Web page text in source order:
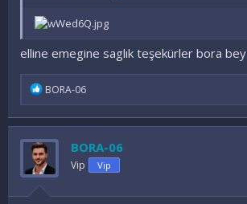
elline emegine saglık teşekürler bora bey
İ
d
e
l
e
r
:
BORA-06
BORA-06
Vip Vip